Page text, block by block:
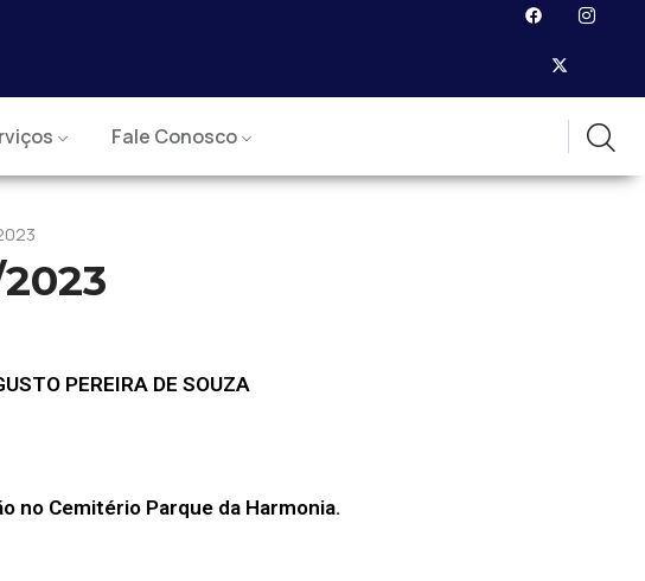
Fale Conosco
PEREIRA DE SOUZA
no Cemitério Parque da Harmonia.